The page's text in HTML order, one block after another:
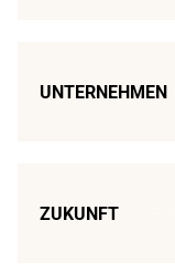
UNTERNEHMEN
ZUKUNFT